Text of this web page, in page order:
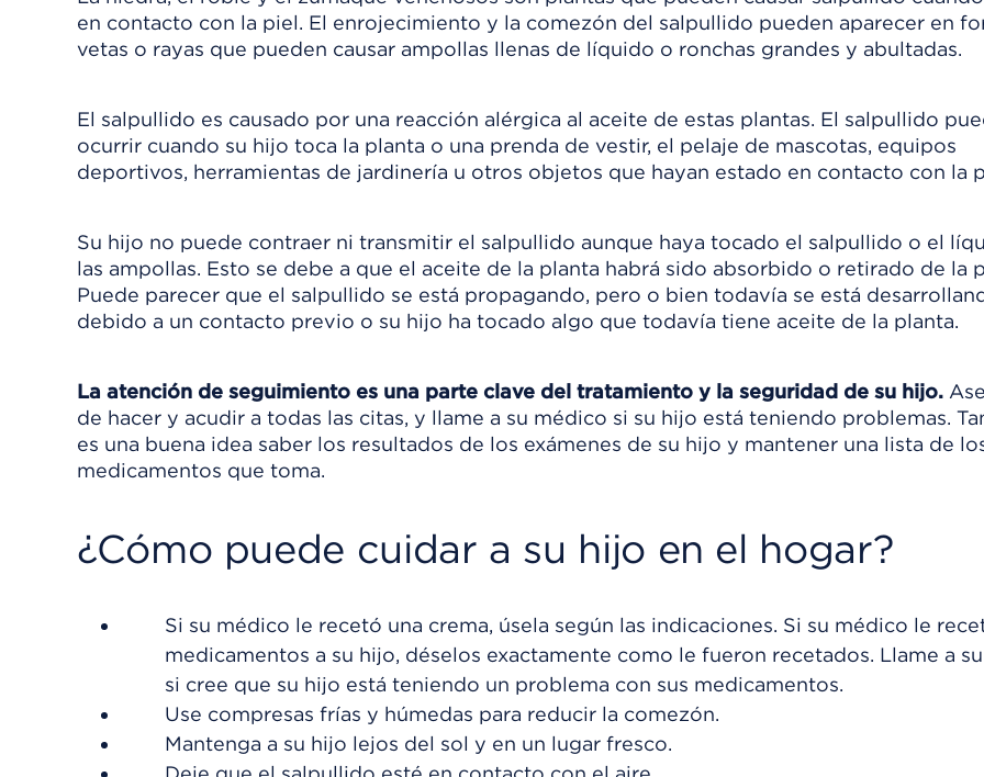
en contacto con la piel. El enrojecimiento y la comezón del salpullido pueden aparecer en
vetas o rayas que pueden causar ampollas llenas de líquido o ronchas grandes y abultadas.
El salpullido es causado por una reacción alérgica al aceite de estas plantas. El salpullido
ocurrir cuando su hijo toca la planta o una prenda de vestir, el pelaje de mascotas, equipos
deportivos, herramientas de jardinería u otros objetos que hayan estado en contacto con la
Su hijo no puede contraer ni transmitir el salpullido aunque haya tocado el salpullido o el
las ampollas. Esto se debe a que el aceite de la planta habrá sido absorbido o retirado de la
Puede parecer que el salpullido se está propagando, pero o bien todavía se está
debido a un contacto previo o su hijo ha tocado algo que todavía tiene aceite de la planta.
La atención de seguimiento es una parte clave del tratamiento y la seguridad de su hijo.
de hacer y acudir a todas las citas, y llame a su médico si su hijo está teniendo problemas.
es una buena idea saber los resultados de los exámenes de su hijo y mantener una lista de
medicamentos que toma.
¿Cómo puede cuidar a su hijo en el hogar?
Si su médico le recetó una crema, úsela según las indicaciones. Si su médico le
medicamentos a su hijo, déselos exactamente como le fueron recetados. Llame a
si cree que su hijo está teniendo un problema con sus medicamentos.
Use compresas frías y húmedas para reducir la comezón.
Mantenga a su hijo lejos del sol y en un lugar fresco.